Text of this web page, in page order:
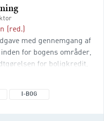
(red.)
med gennemgang af
for bogens områder,
for boligkredit,
I-BOG